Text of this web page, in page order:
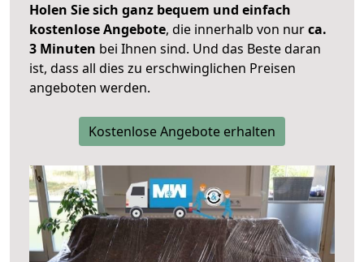
Holen Sie sich ganz bequem und einfach
kostenlose Angebote, die innerhalb von nurca.
3 Minuten bei Ihnen sind. Und das Beste daran
ist, dass all dies zu erschwinglichen Preisen
angeboten werden.
Kostenlose Angebote erhalten